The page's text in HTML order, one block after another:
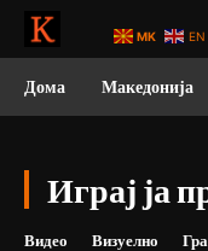
Дома Македонија
Играј ја
Видео Визуелно
MK EN